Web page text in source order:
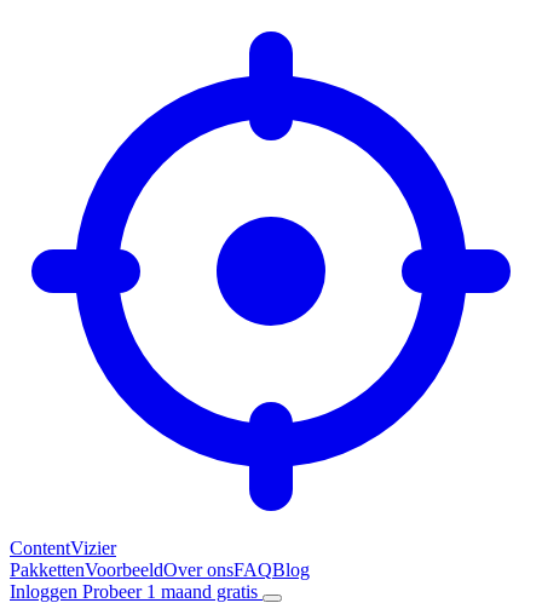
ContentVizier
PakkettenVoorbeeldOver onsFAQBlog
Inloggen Probeer 1 maand gratis